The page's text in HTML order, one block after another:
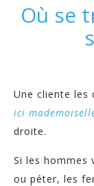
Où se
Une cliente les
ici
droite.
Si les hommes
ou péter, les